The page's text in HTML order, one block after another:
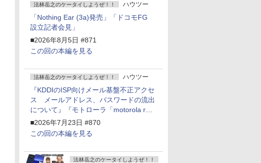
法林岳之のケータイしようぜ！！ ハウツー
「Nothing Ear (3a)発売」「ドコモFG
設立記者会見」
■2026年8月5日 #871
この回の本編を見る
法林岳之のケータイしようぜ！！ ハウツー
『KDDIのISP向けメール基盤不正アクセ
ス メールアドレス、パスワードの流出
について』『モトローラ「motorola razr
fold」発表』『サムスン「Galaxy
Unpacked」開催』
■2026年7月23日 #870
この回の本編を見る
法林岳之のケータイしようぜ！！